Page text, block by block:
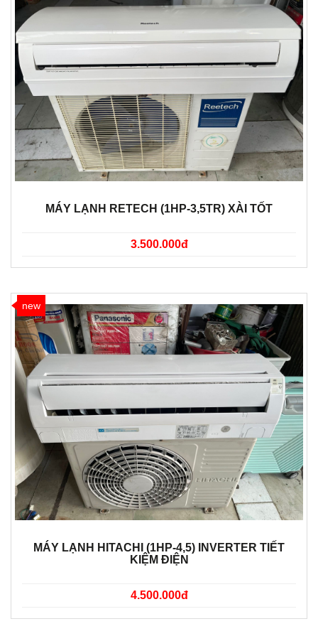
MÁY LẠNH RETECH (1HP-3,5TR) XÀI TỐT
3.500.000đ
new
MÁY LẠNH HITACHI (1HP-4,5) INVERTER TIẾT
KIỆM ĐIỆN
4.500.000đ